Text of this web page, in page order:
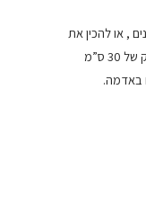
, או להכין את
העציצים שלנו בעצמנו! אוספים כלים (רצוי שיהיו בעומק של 30 ס”מ
באדמה.